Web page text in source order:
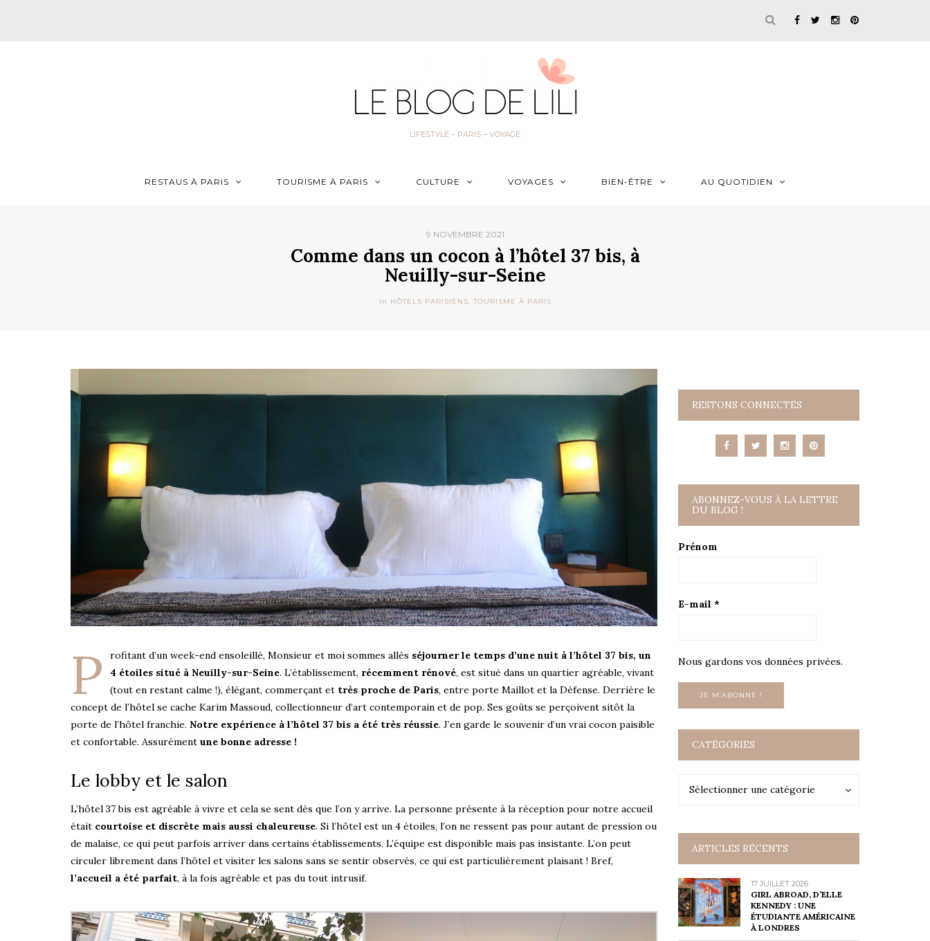
LIFESTYLE – PARIS – VOYAGE
RESTAUS À PARIS TOURISME À PARIS CULTURE VOYAGES BIEN-ÊTRE AU QUOTIDIEN
9 NOVEMBRE 2021
Comme dans un cocon à l’hôtel 37 bis, à
Neuilly-sur-Seine
In HÔTELS PARISIENS, TOURISME À PARIS
P rofitant d’un week-end ensoleillé, Monsieur et moi sommes allés séjourner le temps d’une nuit à l’hôtel 37 bis, un
4 étoiles situé à Neuilly-sur-Seine. L’établissement, récemment rénové, est situé dans un quartier agréable, vivant
(tout en restant calme !), élégant, commerçant et très proche de Paris, entre porte Maillot et la Défense. Derrière le
concept de l’hôtel se cache Karim Massoud, collectionneur d’art contemporain et de pop. Ses goûts se perçoivent sitôt la
porte de l’hôtel franchie. Notre expérience à l’hôtel 37 bis a été très réussie. J’en garde le souvenir d’un vrai cocon paisible
et confortable. Assurément une bonne adresse !
Le lobby et le salon
L’hôtel 37 bis est agréable à vivre et cela se sent dès que l’on y arrive. La personne présente à la réception pour notre accueil
était courtoise et discrète mais aussi chaleureuse. Si l’hôtel est un 4 étoiles, l’on ne ressent pas pour autant de pression ou
de malaise, ce qui peut parfois arriver dans certains établissements. L’équipe est disponible mais pas insistante. L’on peut
circuler librement dans l’hôtel et visiter les salons sans se sentir observés, ce qui est particulièrement plaisant ! Bref,
l’accueil a été parfait, à la fois agréable et pas du tout intrusif.
RESTONS CONNECTÉS
ABONNEZ-VOUS À LA LETTRE
DU BLOG !
Prénom
E-mail *
Nous gardons vos données privées.
CATÉGORIES
Sélectionner une catégorie
Catégories
ARTICLES RÉCENTS
17 JUILLET 2026
GIRL ABROAD, D’ELLE
KENNEDY : UNE
ÉTUDIANTE AMÉRICAINE
À LONDRES